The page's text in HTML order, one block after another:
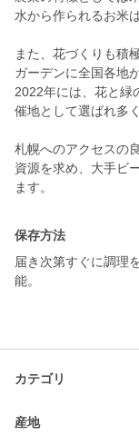
水から作られるお米
また、花づくりも積
ガーデンに全国各地
2022年には、花と緑
催地として選ばれ多
札幌へのアクセスの
資源を求め、大手ビ
ます。
保存方法
届き次第すぐに調理
能。
カテゴリ
産地